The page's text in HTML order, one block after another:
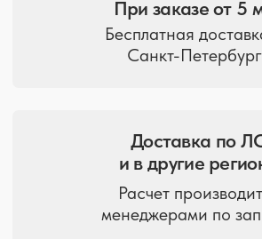
Отгрузка товара ежедневно с 9:00 до 19:00
Санкт-Петербург, ул. Политехническая, д. 9
2008-2026 ©